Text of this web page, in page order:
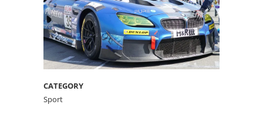
CATEGORY
Sport